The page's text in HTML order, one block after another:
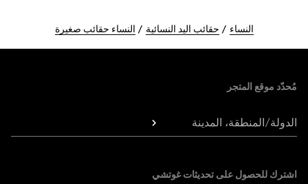
النساء حقائب اليد النسائية النساء حقائب صغيرة
مُحدّد موقع المتجر
الدولة/المنطقة، المدينة
اشترك للحصول على تحديثات غوتشي